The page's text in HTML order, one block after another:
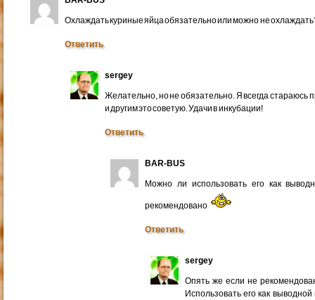
Охлаждать куриные яйца обязательно или можно не
Ответить
sergey
Желательно, но не обязательно. Я всегда стараюсь
и другим это советую. Удачи в инкубации!
Ответить
BAR-BUS
Можно ли использовать его как
рекомендовано
Ответить
sergey
Опять же если не
Использовать его как